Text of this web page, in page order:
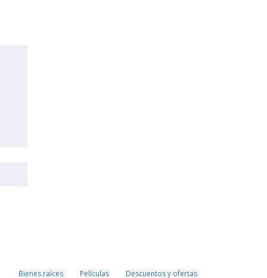
Bienes raíces Películas Descuentos y ofertas